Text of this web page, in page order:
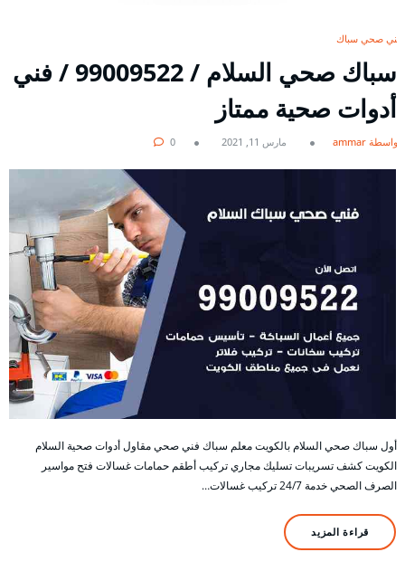
فني صحي سباك
سباك صحي السلام / 99009522 / فني
أدوات صحية ممتاز
بواسطة ammar مارس 11, 2021 0
أول سباك صحي السلام بالكويت معلم سباك فني صحي مقاول أدوات صحية السلام
الكويت كشف تسريبات تسليك مجاري تركيب أطقم حمامات غسالات فتح مواسير
الصرف الصحي خدمة 24/7 تركيب غسالات…
قراءة المزيد